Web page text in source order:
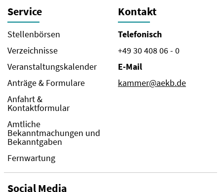
Service
Stellenbörsen
Verzeichnisse
Veranstaltungskalender
Anträge & Formulare
Anfahrt &
Kontaktformular
Amtliche
Bekanntmachungen und
Bekanntgaben
Fernwartung
Kontakt
Telefonisch
+49 30 408 06 - 0
E-Mail
kammer@aekb.de
Social Media